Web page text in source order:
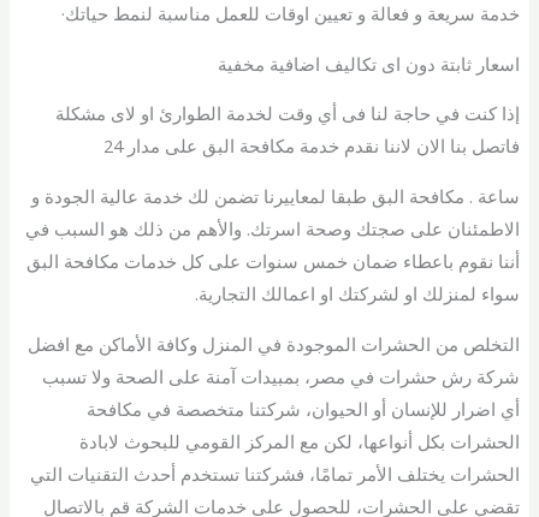
خدمة سريعة و فعالة و تعيين اوقات للعمل مناسبة لنمط حياتك·
اسعار ثابتة دون اى تكاليف اضافية مخفية
إذا كنت في حاجة لنا فى أي وقت لخدمة الطوارئ او لاى مشكلة
فاتصل بنا الان لاننا نقدم خدمة مكافحة البق على مدار 24
ساعة . مكافحة البق طبقا لمعاييرنا تضمن لك خدمة عالية الجودة و
الاطمئنان على صجتك وصحة اسرتك. والأهم من ذلك هو السبب في
أننا نقوم باعطاء ضمان خمس سنوات على كل خدمات مكافحة البق
سواء لمنزلك او لشركتك او اعمالك التجارية.
التخلص من الحشرات الموجودة في المنزل وكافة الأماكن مع افضل
شركة رش حشرات في مصر، بمبيدات آمنة على الصحة ولا تسبب
أي اضرار للإنسان أو الحيوان، شركتنا متخصصة في مكافحة
الحشرات بكل أنواعها، لكن مع المركز القومي للبحوث لابادة
الحشرات يختلف الأمر تمامًا، فشركتنا تستخدم أحدث التقنيات التي
تقضي على الحشرات، للحصول على خدمات الشركة قم بالاتصال